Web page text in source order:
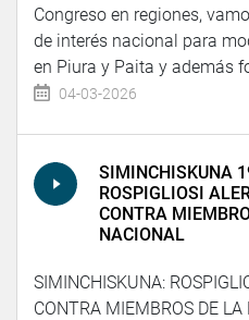
Congreso en regiones,
de interés nacional para
en Piura y Paita y además
04-03-2026
SIMINCHISKUNA
ROSPIGLIOSI
CONTRA
NACIONAL
SIMINCHISKUNA:
CONTRA MIEMBROS DE